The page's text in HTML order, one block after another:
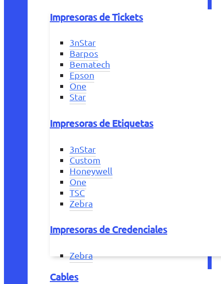
Impresoras de Tickets
3nStar
Barpos
Bematech
Epson
One
Star
Impresoras de Etiquetas
3nStar
Custom
Honeywell
One
TSC
Zebra
Impresoras de Credenciales
Zebra
Cables